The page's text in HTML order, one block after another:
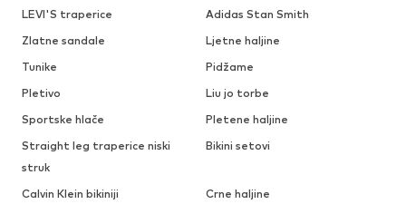
LEVI'S traperice
Adidas Stan Smith
Zlatne sandale
Ljetne haljine
Tunike
Pidžame
Pletivo
Liu jo torbe
Sportske hlače
Pletene haljine
Straight leg traperice niski
struk
Bikini setovi
Calvin Klein bikiniji
Crne haljine